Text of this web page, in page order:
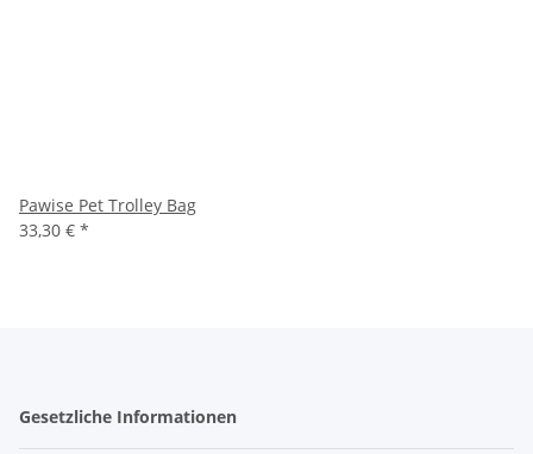
Pawise Pet Trolley Bag
33,30 € *
Gesetzliche Informationen